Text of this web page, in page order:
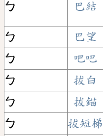
ㄅ 巴結
ㄅ
巴望
ㄅ
吧吧
ㄅ
拔白
ㄅ
拔錨
ㄅ
拔短梯